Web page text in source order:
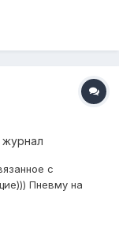
с
Пневму на